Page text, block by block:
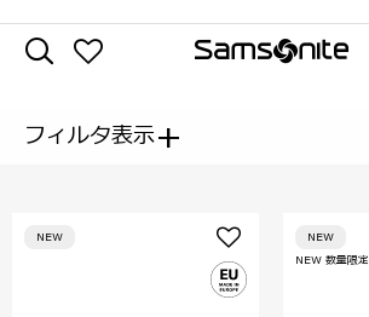
フィルタ表示+
NEW
NEW 数量限定
NEW